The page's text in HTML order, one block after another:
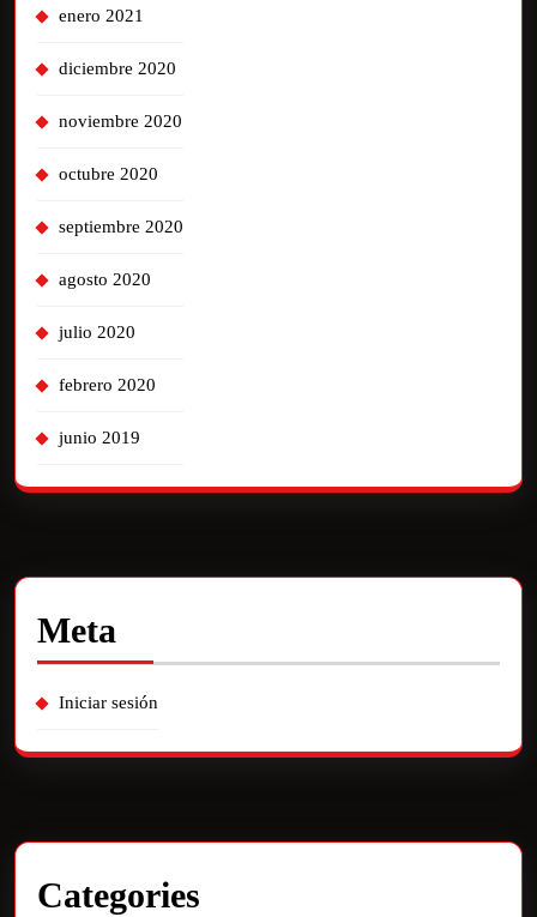
enero 2021
diciembre 2020
noviembre 2020
octubre 2020
septiembre 2020
agosto 2020
julio 2020
febrero 2020
junio 2019
Meta
Iniciar sesión
Categories